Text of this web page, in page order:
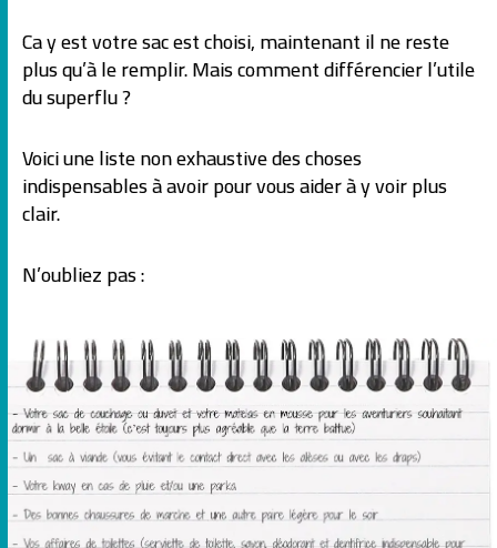
Ca y est votre sac est choisi, maintenant il ne reste
plus qu’à le remplir. Mais comment différencier l’utile
du superflu ?
Voici une liste non exhaustive des choses
indispensables à avoir pour vous aider à y voir plus
clair.
N’oubliez pas :